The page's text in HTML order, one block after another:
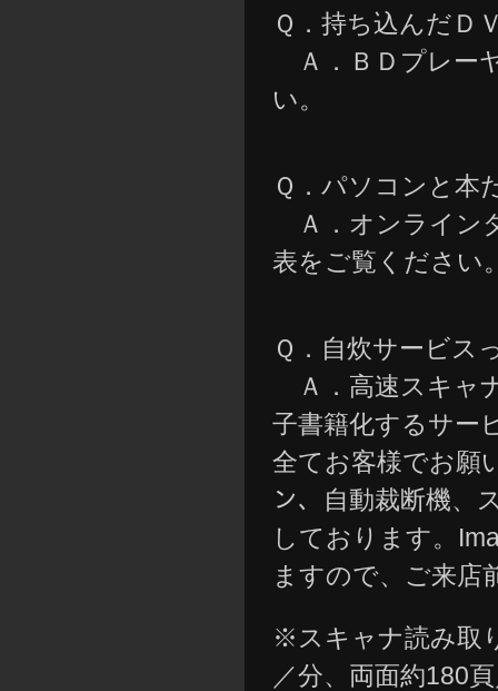
Ｑ．持ち込んだＤ
Ａ．ＢＤプレー
い。
Ｑ．パソコンと本
Ａ．オンライン
表をご覧ください
Ｑ．自炊サービス
Ａ．高速スキャ
子書籍化するサー
全てお客様でお願
ン、自動裁断機、
しております。
ますので、ご来店
※スキャナ読み取
／分、両面約180